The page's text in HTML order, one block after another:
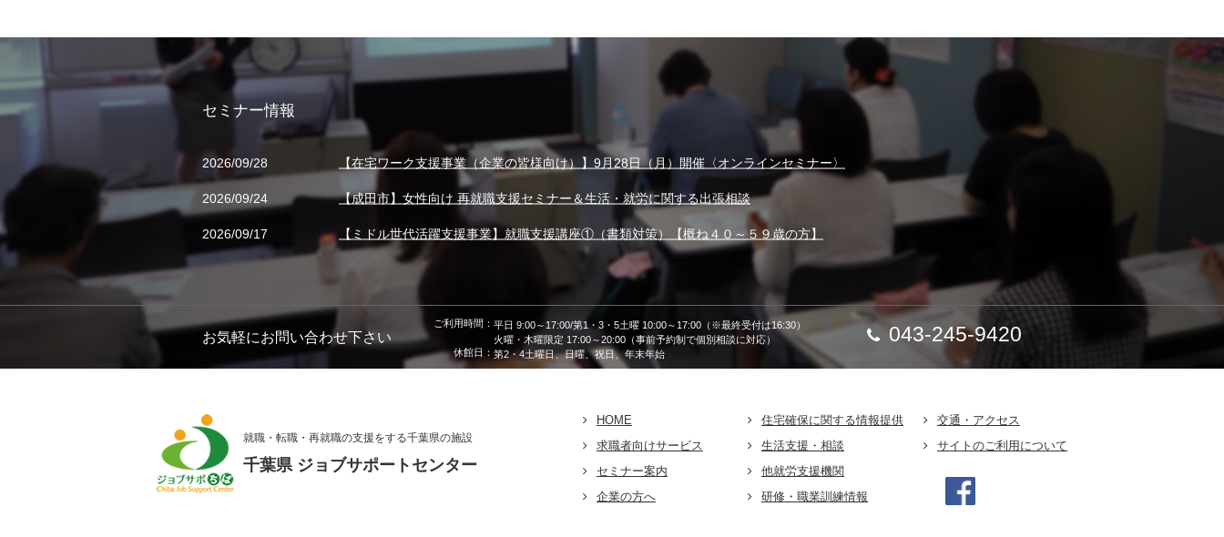
セミナー情報
2026/09/28 【在宅ワーク支援事業（企業の皆様向け）】9月28日（月）開催〈オンラインセミナー〉
2026/09/24 【成田市】女性向け 再就職支援セミナー＆生活・就労に関する出張相談
2026/09/17 【ミドル世代活躍支援事業】就職支援講座①（書類対策）【概ね４０～５９歳の方】
お気軽にお問い合わせ下さい 043-245-9420
ご利用時間： 平日 9:00～17:00/第1・3・5土曜 10:00～17:00（※最終受付は16:30）
火曜・木曜限定 17:00～20:00（事前予約制で個別相談に対応）
休館日： 第2・4土曜日、日曜、祝日、年末年始
就職・転職・再就職の支援をする千葉県の施設
千葉県 ジョブサポートセンター
HOME
求職者向けサービス
セミナー案内
企業の方へ
住宅確保に関する情報提供
生活支援・相談
他就労支援機関
研修・職業訓練情報
交通・アクセス
サイトのご利用について